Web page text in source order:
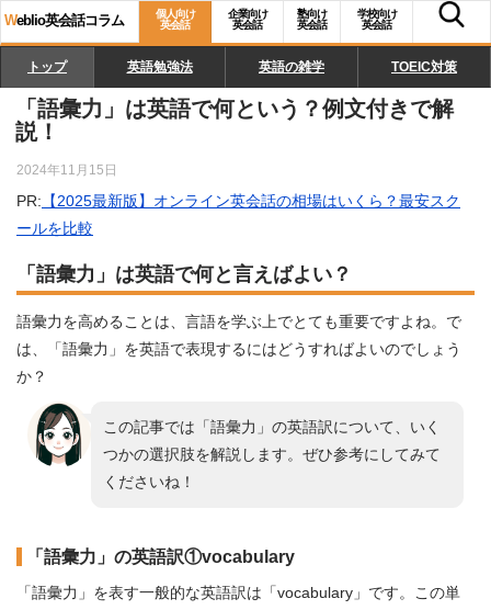
Weblio英会話コラム
個人向け
英会話
企業向け
英会話
塾向け
英会話
学校向け
英会話
トップ 英語勉強法 英語の雑学 TOEIC対策
「語彙力」は英語で何という？例文付きで解
説！
2024年11月15日
PR: 【2025最新版】オンライン英会話の相場はいくら？最安スク
ールを比較
「語彙力」は英語で何と言えばよい？
語彙力を高めることは、言語を学ぶ上でとても重要ですよね。で
は、「語彙力」を英語で表現するにはどうすればよいのでしょう
か？
この記事では「語彙力」の英語訳について、いく
つかの選択肢を解説します。ぜひ参考にしてみて
くださいね！
「語彙力」の英語訳①vocabulary
「語彙力」を表す一般的な英語訳は「vocabulary」です。この単